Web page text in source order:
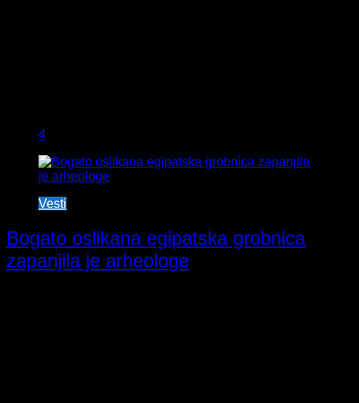
4
Vesti
Bogato oslikana egipatska grobnica
zapanjila je arheologe